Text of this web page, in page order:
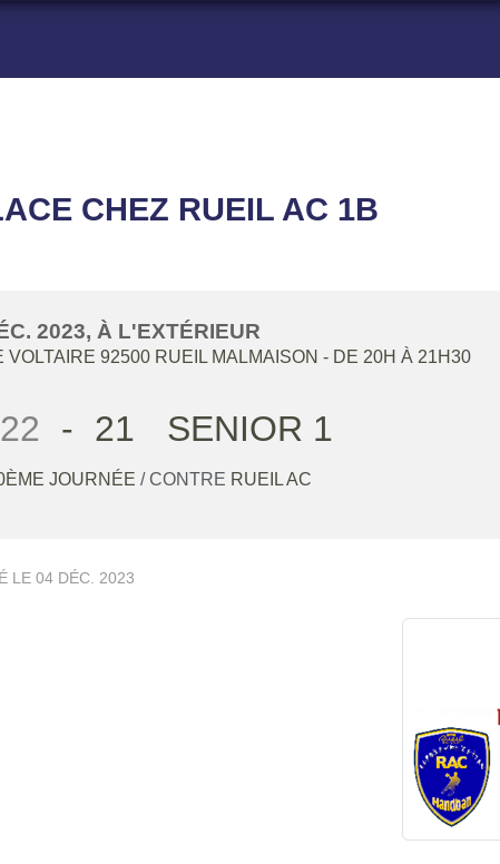
CHEZ RUEIL AC 1B
2023, À L'EXTÉRIEUR
VOLTAIRE 92500 RUEIL MALMAISON - DE 20H À 21H30
22 - 21 SENIOR 1
JOURNÉE / CONTRE RUEIL AC
LE 04 DÉC. 2023